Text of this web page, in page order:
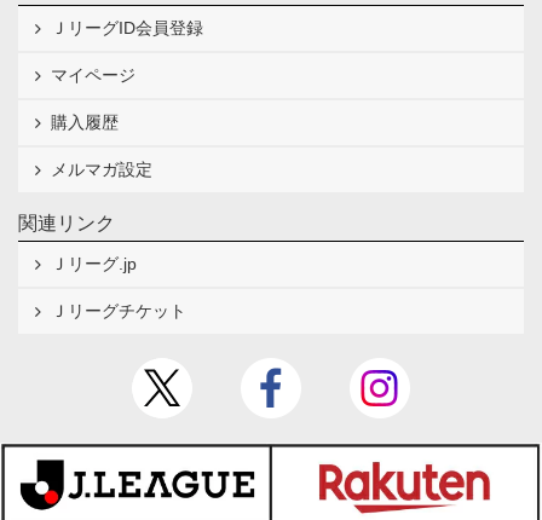
ＪリーグID会員登録
マイページ
購入履歴
メルマガ設定
関連リンク
Ｊリーグ.jp
Ｊリーグチケット